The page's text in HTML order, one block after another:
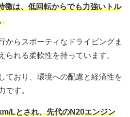
徴は、低回転からでも力強いトル
からスポーティなドライビングま
られる柔軟性を持っています。
ており、環境への配慮と経済性を
です。
Lとされ、先代のN20エンジン